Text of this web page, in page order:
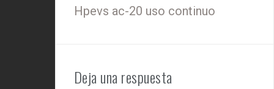
Hpevs ac-20 uso continuo
Deja una respuesta